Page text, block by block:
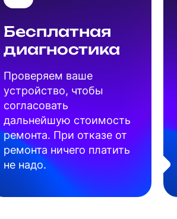
Бесплатная
диагностика
Проверяем ваше
устройство, чтобы
согласовать
дальнейшую стоимость
ремонта. При отказе от
ремонта ничего платить
не надо.